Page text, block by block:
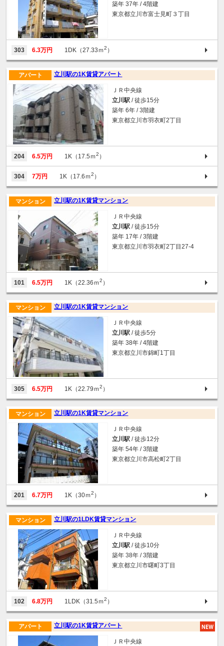
築年 37年 / 4階建
東京都立川市富士見町３丁目
303 6.3万円 1DK（27.33ｍ2 ）
立川駅の1K賃貸アパート
アパート
ＪＲ中央線
立川駅 / 徒歩15分
築年 6年 / 3階建
東京都立川市羽衣町2丁目
204 6.5万円 1K（17.5ｍ2 ）
304 7万円 1K（17.6ｍ2 ）
立川駅の1K賃貸マンション
マンション
ＪＲ中央線
立川駅 / 徒歩15分
築年 17年 / 3階建
東京都立川市羽衣町2丁目27-4
101 6.5万円 1K（22.36ｍ2 ）
立川駅の1K賃貸マンション
マンション
ＪＲ中央線
立川駅 / 徒歩5分
築年 38年 / 4階建
東京都立川市錦町1丁目
305 6.5万円 1K（22.79ｍ2 ）
立川駅の1K賃貸マンション
マンション
ＪＲ中央線
立川駅 / 徒歩12分
築年 54年 / 3階建
東京都立川市高松町2丁目
201 6.7万円 1K（30ｍ2 ）
立川駅の1LDK賃貸マンション
マンション
ＪＲ中央線
立川駅 / 徒歩10分
築年 38年 / 3階建
東京都立川市曙町3丁目
102 6.8万円 1LDK（31.5ｍ2 ）
立川駅の1K賃貸アパート
アパート
ＪＲ中央線